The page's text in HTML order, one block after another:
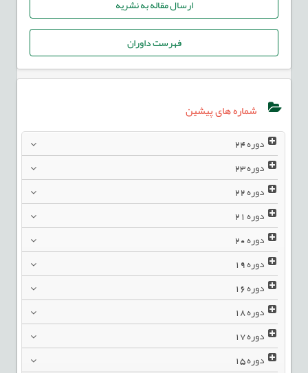
ارسال مقاله به نشریه
فهرست داوران
شماره های پیشین
دوره24
دوره23
دوره22
دوره21
دوره20
دوره19
دوره16
دوره18
دوره17
دوره15